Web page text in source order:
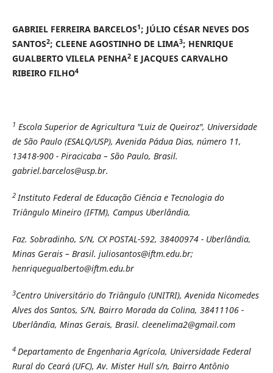
GABRIEL FERREIRA BARCELOS1; JÚLIO CÉSAR NEVES DOS
SANTOS2; CLEENE AGOSTINHO DE LIMA3; HENRIQUE
GUALBERTO VILELA PENHA2E JACQUES CARVALHO
RIBEIRO FILHO4
1 Escola Superior de Agricultura "Luiz de Queiroz", Universidade
de São Paulo (ESALQ/USP), Avenida Pádua Dias, número 11,
13418-900 - Piracicaba – São Paulo, Brasil.
gabriel.barcelos@usp.br.
2 Instituto Federal de Educação Ciência e Tecnologia do
Triângulo Mineiro (IFTM), Campus Uberlândia,
Faz. Sobradinho, S/N, CX POSTAL-592, 38400974 - Uberlândia,
Minas Gerais – Brasil. juliosantos@iftm.edu.br;
henriquegualberto@iftm.edu.br
3Centro Universitário do Triângulo (UNITRI), Avenida Nicomedes
Alves dos Santos, S/N, Bairro Morada da Colina, 38411106 -
Uberlândia, Minas Gerais, Brasil. cleenelima2@gmail.com
4 Departamento de Engenharia Agrícola, Universidade Federal
Rural do Ceará (UFC), Av. Mister Hull s/n, Bairro Antônio